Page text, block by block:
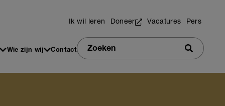
Utilities
Ik wil leren Doneer Vacatures Pers
Wie zijn wij Contact
Zoeken
Zoeken